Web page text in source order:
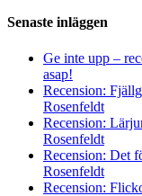
Senaste inläggen
Ge inte upp –
asap!
Recension:
Rosenfeldt
Recension:
Rosenfeldt
Recension: Det
Rosenfeldt
Recension: